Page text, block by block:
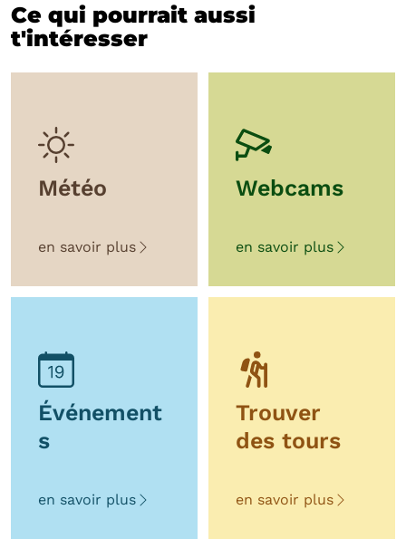
Ce qui pourrait aussi
t'intéresser
Météo
en savoir plus
Webcams
en savoir plus
Événement
s
en savoir plus
Trouver
des tours
en savoir plus